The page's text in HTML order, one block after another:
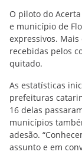
O piloto do
e município de
expressivos.
recebidas pelos
quitado.
As estatísticas
prefeituras
16 delas
municípios
adesão.
assunto e em